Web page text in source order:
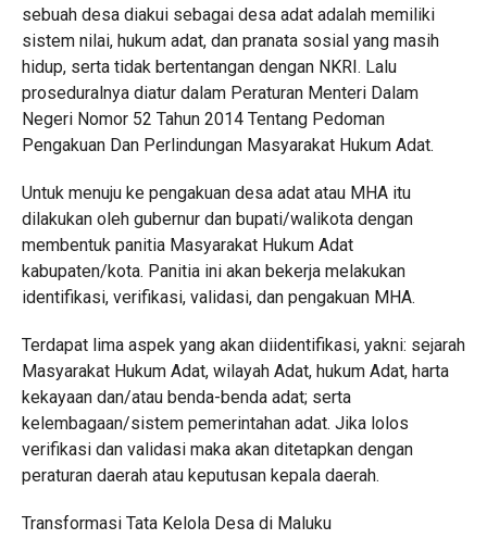
sebuah desa diakui sebagai desa adat adalah memiliki
sistem nilai, hukum adat, dan pranata sosial yang masih
hidup, serta tidak bertentangan dengan NKRI. Lalu
proseduralnya diatur dalam Peraturan Menteri Dalam
Negeri Nomor 52 Tahun 2014 Tentang Pedoman
Pengakuan Dan Perlindungan Masyarakat Hukum Adat.
Untuk menuju ke pengakuan desa adat atau MHA itu
dilakukan oleh gubernur dan bupati/walikota dengan
membentuk panitia Masyarakat Hukum Adat
kabupaten/kota. Panitia ini akan bekerja melakukan
identifikasi, verifikasi, validasi, dan pengakuan MHA.
Terdapat lima aspek yang akan diidentifikasi, yakni: sejarah
Masyarakat Hukum Adat, wilayah Adat, hukum Adat, harta
kekayaan dan/atau benda-benda adat; serta
kelembagaan/sistem pemerintahan adat. Jika lolos
verifikasi dan validasi maka akan ditetapkan dengan
peraturan daerah atau keputusan kepala daerah.
Transformasi Tata Kelola Desa di Maluku